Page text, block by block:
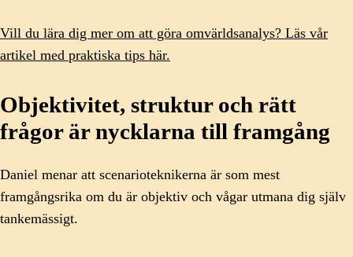
Vill du lära dig mer om att göra omvärldsanalys? Läs vår
artikel med praktiska tips här.
Objektivitet, struktur och rätt
frågor är nycklarna till framgång
Daniel menar att scenarioteknikerna är som mest
framgångsrika om du är objektiv och vågar utmana dig själv
tankemässigt.